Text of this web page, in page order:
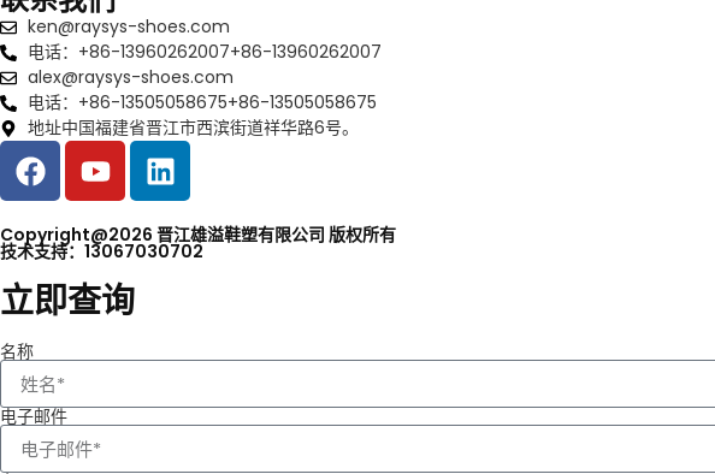
ken@raysys-shoes.com
电话：+86-13960262007+86-13960262007
alex@raysys-shoes.com
电话：+86-13505058675+86-13505058675
地址中国福建省晋江市西滨街道祥华路6号。
Copyright@2026 晋江雄溢鞋塑有限公司 版权所有
技术支持：13067030702
立即查询
名称
电子邮件